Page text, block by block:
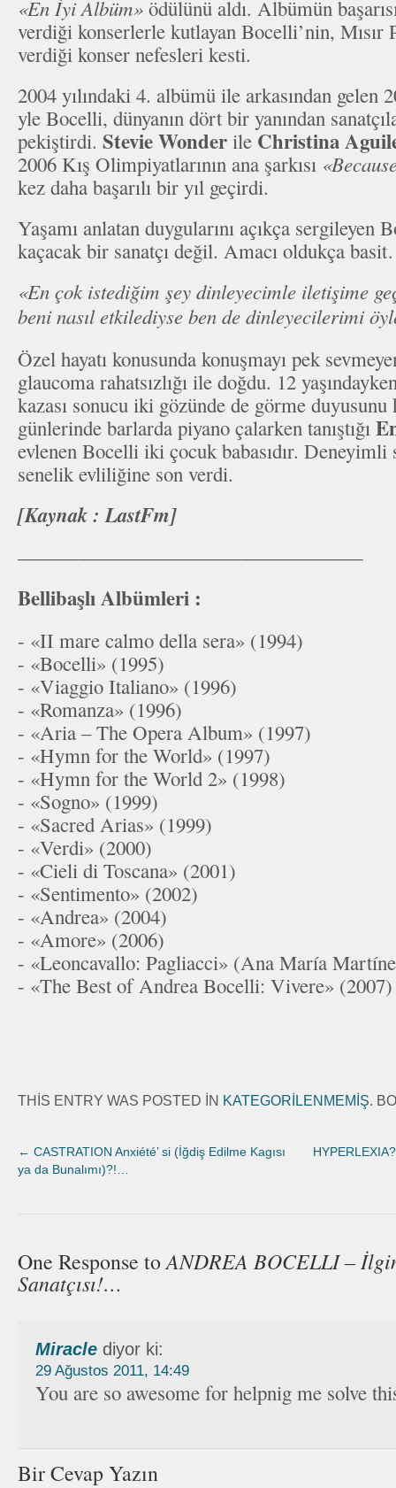
«En İyi Albüm» ödülünü aldı. Albümün
verdiği konserlerle kutlayan Bocelli’nin, Mısır
verdiği konser nefesleri kesti.
2004 yılındaki 4. albümü ile arkasından gelen
yle Bocelli, dünyanın dört bir yanından
pekiştirdi. Stevie Wonder ile Christina
2006 Kış Olimpiyatlarının ana şarkısı
kez daha başarılı bir yıl geçirdi.
Yaşamı anlatan duygularını açıkça sergileyen
kaçacak bir sanatçı değil. Amacı oldukça
«En çok istediğim şey dinleyecimle iletişime
beni nasıl etkilediyse ben de dinleyecilerimi
Özel hayatı konusunda konuşmayı pek
glaucoma rahatsızlığı ile doğdu. 12
kazası sonucu iki gözünde de görme
günlerinde barlarda piyano çalarken tanıştığı
evlenen Bocelli iki çocuk babasıdır. Deneyimli
senelik evliliğine son verdi.
[Kaynak : LastFm]
—————————————————
Bellibaşlı Albümleri :
- «II mare calmo della sera» (1994)
- «Bocelli» (1995)
- «Viaggio Italiano» (1996)
- «Romanza» (1996)
- «Aria – The Opera Album» (1997)
- «Hymn for the World» (1997)
- «Hymn for the World 2» (1998)
- «Sogno» (1999)
- «Sacred Arias» (1999)
- «Verdi» (2000)
- «Cieli di Toscana» (2001)
- «Sentimento» (2002)
- «Andrea» (2004)
- «Amore» (2006)
- «Leoncavallo: Pagliacci» (Ana María
- «The Best of Andrea Bocelli: Vivere» (2007)
THIS ENTRY WAS POSTED IN KATEGORILENMEMIŞ.
← CASTRATION Anxiété’ si (İğdiş Edilme Kagısı
ya da Bunalımı)?!…
One Response toANDREA BOCELLI –
Sanatçısı!…
Miracle diyor ki:
29 Ağustos 2011, 14:49
You are so awesome for helpnig me solve
Bir Cevap Yazın